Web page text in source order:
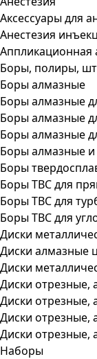
Аксессуары для
Анестезия
Аппликационная
Боры, полиры,
Боры алмазные
Боры алмазные
Боры алмазные
Боры алмазные
Боры алмазные
Боры
Боры ТВС для
Боры ТВС для
Боры ТВС для
Диски
Диски алмазные
Диски
Диски
Диски отрезные,
Диски отрезные,
Диски отрезные,
Наборы